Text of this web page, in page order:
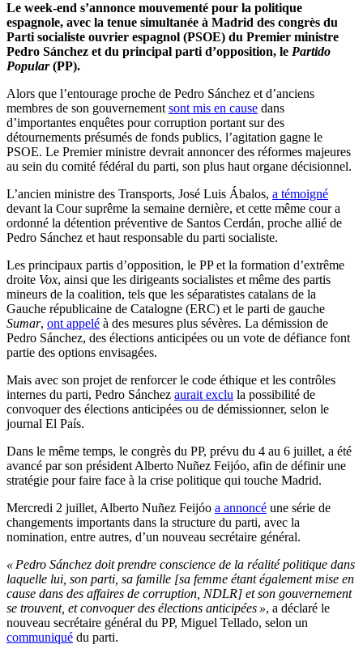
Le week-end s’annonce mouvementé pour la politique
espagnole, avec la tenue simultanée à Madrid des congrès du
Parti socialiste ouvrier espagnol (PSOE) du Premier ministre
Pedro Sánchez et du principal parti d’opposition, le Partido
Popular(PP).
Alors que l’entourage proche de Pedro Sánchez et d’anciens
membres de son gouvernement sont mis en cause dans
d’importantes enquêtes pour corruption portant sur des
détournements présumés de fonds publics, l’agitation gagne le
PSOE. Le Premier ministre devrait annoncer des réformes majeures
au sein du comité fédéral du parti, son plus haut organe décisionnel.
L’ancien ministre des Transports, José Luis Ábalos, a témoigné
devant la Cour suprême la semaine dernière, et cette même cour a
ordonné la détention préventive de Santos Cerdán, proche allié de
Pedro Sánchez et haut responsable du parti socialiste.
Les principaux partis d’opposition, le PP et la formation d’extrême
droite Vox, ainsi que les dirigeants socialistes et même des partis
mineurs de la coalition, tels que les séparatistes catalans de la
Gauche républicaine de Catalogne (ERC) et le parti de gauche
Sumar, ont appelé à des mesures plus sévères. La démission de
Pedro Sánchez, des élections anticipées ou un vote de défiance font
partie des options envisagées.
Mais avec son projet de renforcer le code éthique et les contrôles
internes du parti, Pedro Sánchez aurait exclu la possibilité de
convoquer des élections anticipées ou de démissionner, selon le
journal El País.
Dans le même temps, le congrès du PP, prévu du 4 au 6 juillet, a été
avancé par son président Alberto Nuñez Feijóo, afin de définir une
stratégie pour faire face à la crise politique qui touche Madrid.
Mercredi 2 juillet, Alberto Nuñez Feijóo a annoncé une série de
changements importants dans la structure du parti, avec la
nomination, entre autres, d’un nouveau secrétaire général.
« Pedro Sánchez doit prendre conscience de la réalité politique dans
laquelle lui, son parti, sa famille [sa femme étant également mise en
cause dans des affaires de corruption, NDLR] et son gouvernement
se trouvent, et convoquer des élections anticipées », a déclaré le
nouveau secrétaire général du PP, Miguel Tellado, selon un
communiqué du parti.